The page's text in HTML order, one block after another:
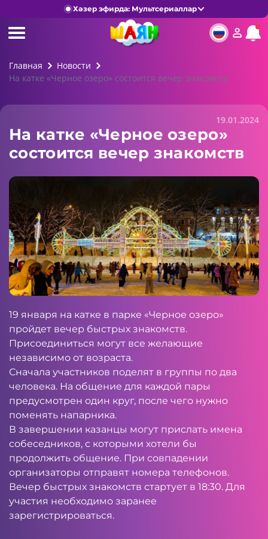
Хәзер эфирда: Мультсериаллар
Главная
Новости
На катке «Черное озеро» состоится вечер знакомств
19.01.2024
На катке «Черное озеро»
состоится вечер знакомств
19 января на катке в парке «Черное озеро»
пройдет вечер быстрых знакомств.
Присоединиться могут все желающие
независимо от возраста.
Сначала участников поделят в группы по два
человека. На общение для каждой пары
предусмотрен один круг, после чего нужно
поменять напарника.
В завершении казанцы могут прислать имена
собеседников, с которыми хотели бы
продолжить общение. При совпадении
организаторы отправят номера телефонов.
Вечер быстрых знакомств стартует в 18:30. Для
участия необходимо заранее
зарегистрироваться.